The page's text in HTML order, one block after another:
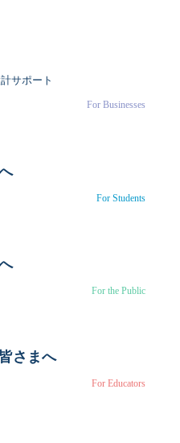
サポート
For Businesses
For Students
For the Public
さまへ
For Educators